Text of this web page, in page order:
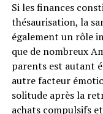
Si les finances
thésaurisation, la
également un rôle
que de nombreux
parents est autant
autre facteur
solitude après la
achats compulsifs